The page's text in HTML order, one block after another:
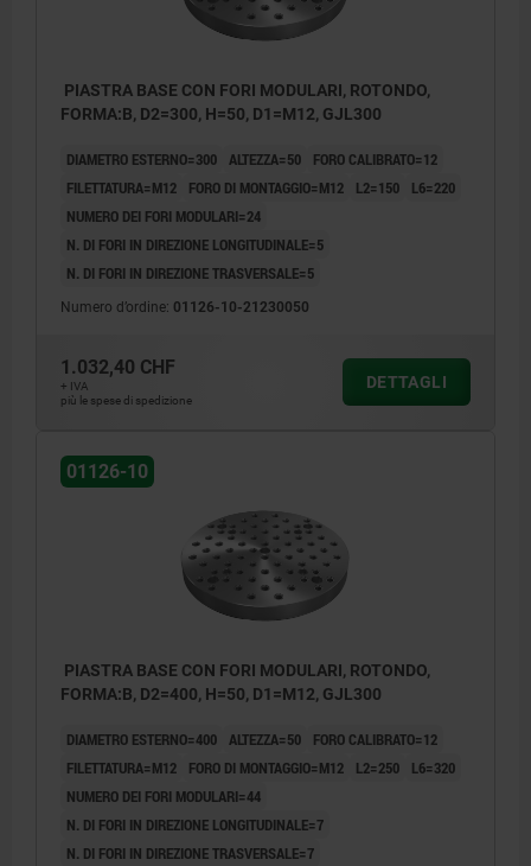
2) Foro passante per vite a testa cilindrica
PIASTRA BASE CON FORI MODULARI, ROTONDO,
FORMA:B, D2=300, H=50, D1=M12, GJL300
DIAMETRO ESTERNO=300 ALTEZZA=50
FORO CALIBRATO=12
FILETTATURA=M12
FORO DI MONTAGGIO=M12 L2=150
L6=220
NUMERO DEI FORI MODULARI=24
N. DI FORI IN DIREZIONE LONGITUDINALE=5
N. DI FORI IN DIREZIONE TRASVERSALE=5
Numero d’ordine: 01126-10-21230050
1.032,40 CHF
+ IVA
più le spese di spedizione
DETTAGLI
01126-10
PIASTRA BASE CON FORI MODULARI, ROTONDO,
FORMA:B, D2=400, H=50, D1=M12, GJL300
DIAMETRO ESTERNO=400 ALTEZZA=50
FORO CALIBRATO=12
FILETTATURA=M12
FORO DI MONTAGGIO=M12 L2=250
L6=320
NUMERO DEI FORI MODULARI=44
N. DI FORI IN DIREZIONE LONGITUDINALE=7
N. DI FORI IN DIREZIONE TRASVERSALE=7